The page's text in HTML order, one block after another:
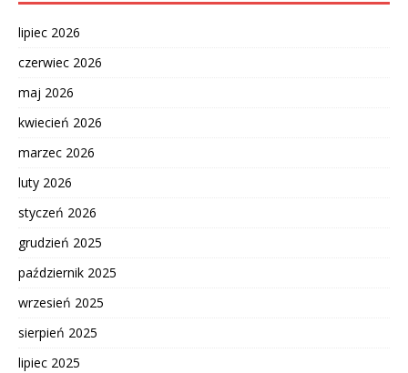
lipiec 2026
czerwiec 2026
maj 2026
kwiecień 2026
marzec 2026
luty 2026
styczeń 2026
grudzień 2025
październik 2025
wrzesień 2025
sierpień 2025
lipiec 2025